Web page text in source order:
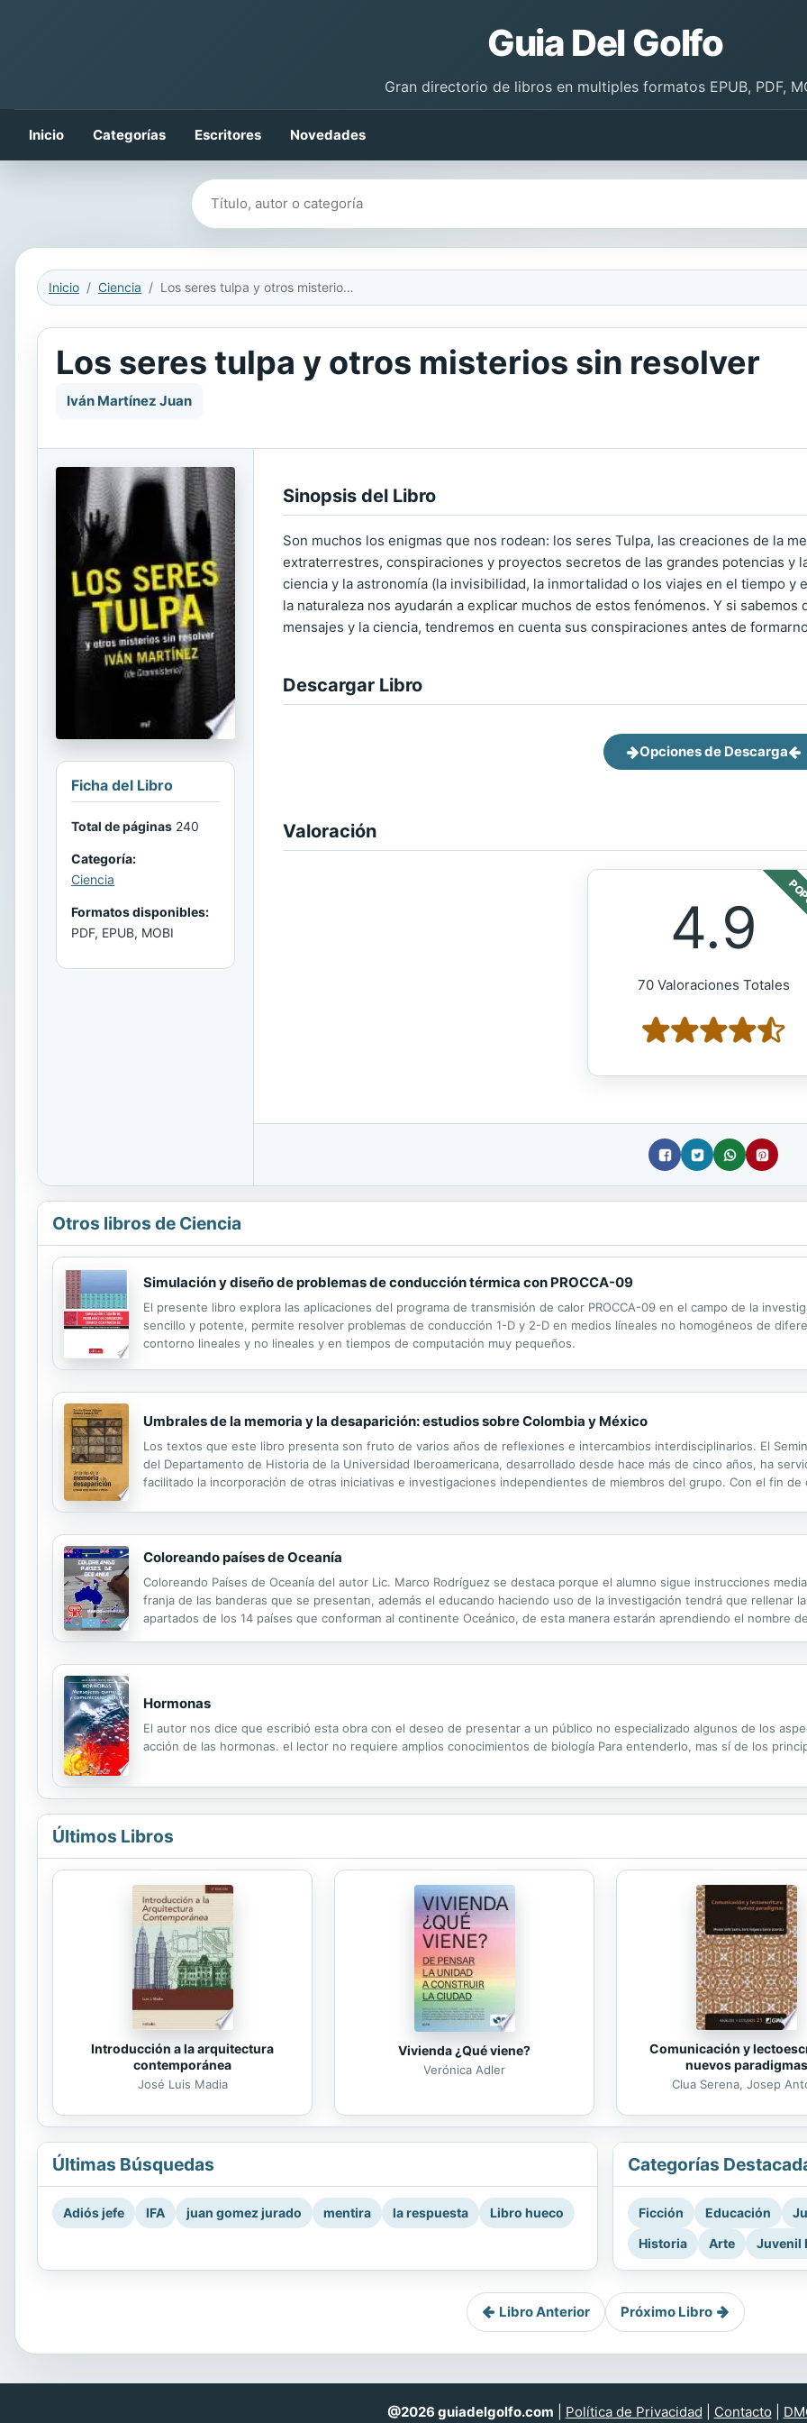
Guia Del Golfo
Gran directorio de libros en multiples formatos EPUB, PDF,
Inicio Categorías Escritores Novedades
Buscar libros
Inicio Ciencia Los seres tulpa y otros misterios sin resolver
Los seres tulpa y otros misterios sin resolver
Iván Martínez Juan
Ficha del Libro
Total de páginas 240
Categoría:
Ciencia
Formatos disponibles:
PDF, EPUB, MOBI
Sinopsis del Libro
Son muchos los enigmas que nos rodean: los seres Tulpa, las creaciones de la
extraterrestres, conspiraciones y proyectos secretos de las grandes potencias y
ciencia y la astronomía (la invisibilidad, la inmortalidad o los viajes en el tiempo y
la naturaleza nos ayudarán a explicar muchos de estos fenómenos. Y si
mensajes y la ciencia, tendremos en cuenta sus conspiraciones antes de
Descargar Libro
Opciones de Descarga
Valoración
4.9
70 Valoraciones Totales
Otros libros de Ciencia
Simulación y diseño de problemas de conducción térmica con PROCCA-09
El presente libro explora las aplicaciones del programa de transmisión de calor PROCCA-09 en el campo de la
sencillo y potente, permite resolver problemas de conducción 1-D y 2-D en medios líneales no homogéneos de
contorno lineales y no lineales y en tiempos de computación muy pequeños.
Umbrales de la memoria y la desaparición: estudios sobre Colombia y México
Los textos que este libro presenta son fruto de varios años de reflexiones e intercambios interdisciplinarios. El
del Departamento de Historia de la Universidad Iberoamericana, desarrollado desde hace más de cinco años, ha
facilitado la incorporación de otras iniciativas e investigaciones independientes de miembros del grupo. Con el fin
Coloreando países de Oceanía
Coloreando Países de Oceanía del autor Lic. Marco Rodríguez se destaca porque el alumno sigue instrucciones
franja de las banderas que se presentan, además el educando haciendo uso de la investigación tendrá que rellenar
apartados de los 14 países que conforman al continente Oceánico, de esta manera estarán aprendiendo el nombre
Hormonas
El autor nos dice que escribió esta obra con el deseo de presentar a un público no especializado algunos de los
acción de las hormonas. el lector no requiere amplios conocimientos de biología Para entenderlo, mas sí de los
Últimos Libros
Introducción a la arquitectura
contemporánea
José Luis Madia
Vivienda ¿Qué viene?
Verónica Adler
Comunicación y
nuevos paradigmas
Clua Serena, Josep
Últimas Búsquedas
Adiós jefe IFA juan gomez jurado mentira la respuesta Libro hueco
Categorías
Ficción Educación
Historia
Arte Juvenil
Libro Anterior Próximo Libro
@2026 guiadelgolfo.com Política de Privacidad Contacto